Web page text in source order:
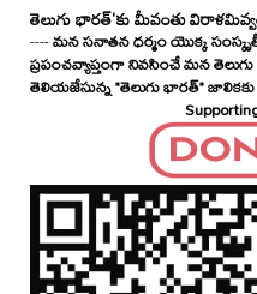
తెలుగు భారత్'కు మీవంతు
----మన సనాతన ధర్మం యొక్క
ప్రపంచవ్యాప్తంగా నివసించే మన
తెలియజేసున్న "తెలుగు భారత్"